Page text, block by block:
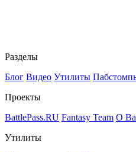
Разделы
Блог Видео Утилиты
Проекты
BattlePass.RU Fantasy Team О
Утилиты